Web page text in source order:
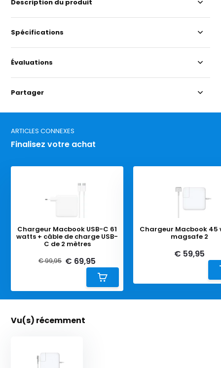
Description du produit
Spécifications
Évaluations
Partager
ARTICLES CONNEXES
Finalisez votre achat
Chargeur Macbook USB-C 61
watts + câble de charge USB-
C de 2 mètres
€ 99,95 € 69,95
Chargeur Macbook 45
magsafe 2
€ 59,95
Vu(s) récemment